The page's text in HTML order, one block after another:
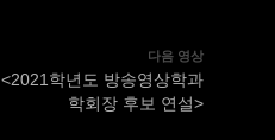
다음 영상
<2021학년도 방송영상학과
학회장 후보 연설>